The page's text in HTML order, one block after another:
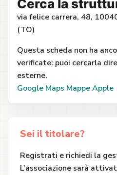
Cerca la
via felice carrera, 48,
(TO)
Questa scheda non ha
verificate: puoi cercarla
esterne.
Google Maps Mappe Apple
Sei il titolare?
Registrati e richiedi la
L’associazione sarà